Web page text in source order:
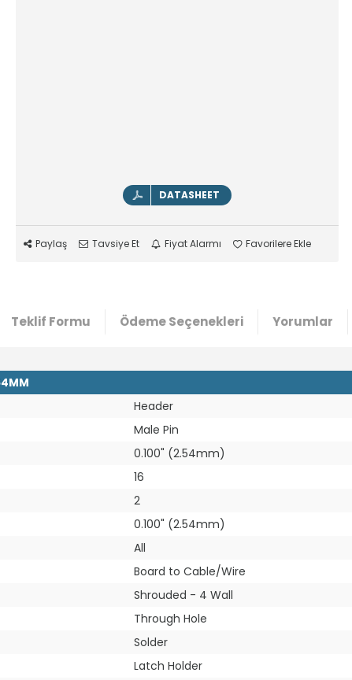
DATASHEET
Paylaş Tavsiye Et Fiyat Alarmı Favorilere Ekle
Teklif Formu Ödeme Seçenekleri Yorumlar
Header
Male Pin
0.100" (2.54mm)
16
2
0.100" (2.54mm)
All
Board to Cable/Wire
Shrouded - 4 Wall
Through Hole
Solder
Latch Holder